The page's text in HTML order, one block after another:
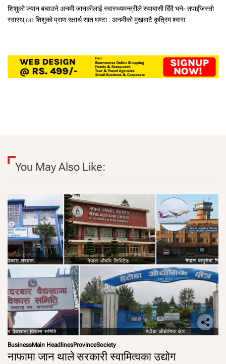
शिशुको ज्यान बचाउने अनमी जानकीलाई स्वास्थ्यमन्त्रीले स्याबासी दिँदै भने- तपाईँजस्तो
स्वास्थ्on शिशुको प्राण रक्षार्थ सात घण्टा : अनमीको मुखबाटै कृत्रिम श्वास
You May Also Like:
BusinessMain HeadlinesProvinceSociety
नाफामा जान थाले सरकारी स्वामित्वका उद्योग